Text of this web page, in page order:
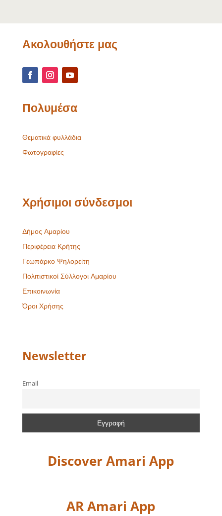
Ακολουθήστε μας
Πολυμέσα
Θεματικά φυλλάδια
Φωτογραφίες
Χρήσιμοι σύνδεσμοι
Δήμος Αμαρίου
Περιφέρεια Κρήτης
Γεωπάρκο Ψηλορείτη
Πολιτιστικοί Σύλλογοι Αμαρίου
Επικοινωνία
Όροι Χρήσης
Newsletter
Email
Discover Amari App
AR Amari App